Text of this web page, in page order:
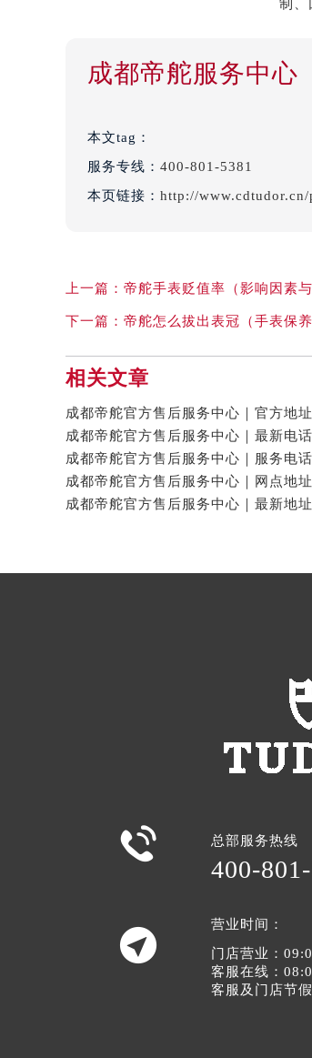
成都帝舵服务中心
本文tag：
服务专线： 400-801-5381
本页链接： http://
上一篇： 帝舵手表贬值率（影响因素
下一篇： 帝舵怎么拔出表冠（手表保养
相关文章
 总部服务热线
400-

营业时间：
门店营业：
客服在线：
客服及门店节